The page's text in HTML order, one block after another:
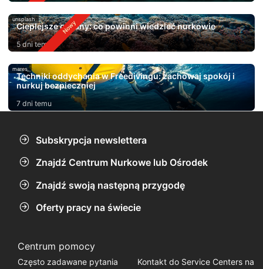
unsplash
Cieplejsze oceany: co powinni wiedzieć nurkowie
5 dni temu
mares
Techniki oddychania w Freedivingu: zachowaj spokój i
nurkuj bezpieczniej
7 dni temu
Subskrypcja newslettera
Znajdź Centrum Nurkowe lub Ośrodek
Znajdź swoją następną przygodę
Oferty pracy na świecie
Centrum pomocy
Często zadawane pytania
Kontakt do Service Centers na